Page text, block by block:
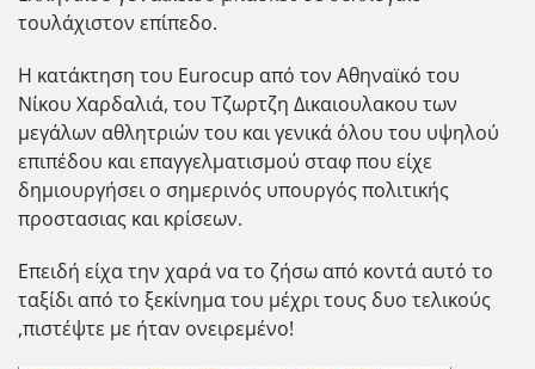
τουλάχιστον επίπεδο.
Η κατάκτηση του Eurocup από τον Αθηναϊκό του
Νίκου Χαρδαλιά, του Τζωρτζη Δικαιουλακου των
μεγάλων αθλητριών του και γενικά όλου του υψηλού
επιπέδου και επαγγελματισμού σταφ που είχε
δημιουργήσει ο σημερινός υπουργός πολιτικής
προστασιας και κρίσεων.
Επειδή είχα την χαρά να το ζήσω από κοντά αυτό το
ταξίδι από το ξεκίνημα του μέχρι τους δυο τελικούς
,πιστέψτε με ήταν ονειρεμένο!